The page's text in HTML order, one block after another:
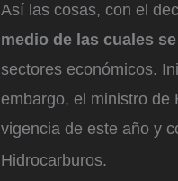
Así las cosas, con el
medio de las cuales
sectores económicos.
embargo, el ministro de
vigencia de este año y
Hidrocarburos.